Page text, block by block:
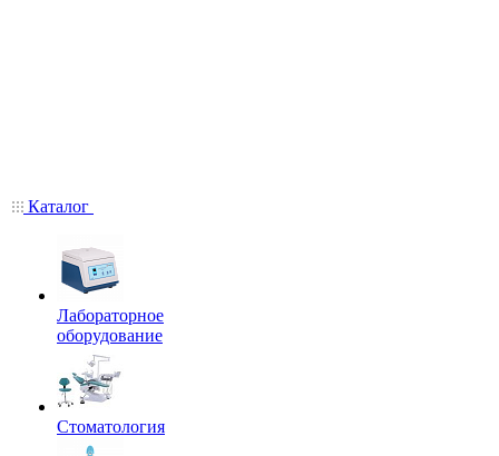
Каталог
Лабораторное
оборудование
Стоматология